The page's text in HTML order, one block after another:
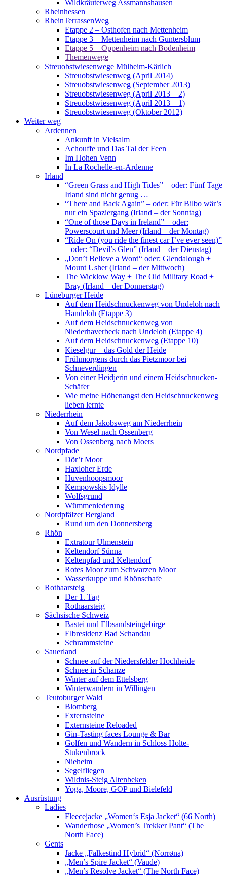
Wildkräuterweg Assmannshausen
Rheinhessen
RheinTerrassenWeg
Etappe 2 – Osthofen nach Mettenheim
Etappe 3 – Mettenheim nach Guntersblum
Etappe 5 – Oppenheim nach Bodenheim
Themenwege
Streuobstwiesenwege Mülheim-Kärlich
Streuobstwiesenweg (April 2014)
Streuobstwiesenweg (September 2013)
Streuobstwiesenweg (April 2013 – 2)
Streuobstwiesenweg (April 2013 – 1)
Streuobstwiesenweg (Oktober 2012)
Weiter weg
Ardennen
Ankunft in Vielsalm
Achouffe und Das Tal der Feen
Im Hohen Venn
In La Rochelle-en-Ardenne
Irland
“Green Grass and High Tides” – oder: Fünf Tage
Irland sind nicht genug …
“There and Back Again” – oder: Für Bilbo wär’s
nur ein Spaziergang (Irland – der Sonntag)
“One of those Days in Ireland” – oder:
Powerscourt und Meer (Irland – der Montag)
“Ride On (you ride the finest car I’ve ever seen)”
– oder: “Devil’s Glen” (Irland – der Dienstag)
„Don’t Believe a Word“ oder: Glendalough +
Mount Usher (Irland – der Mittwoch)
The Wicklow Way + The Old Military Road +
Bray (Irland – der Donnerstag)
Lüneburger Heide
Auf dem Heidschnuckenweg von Undeloh nach
Handeloh (Etappe 3)
Auf dem Heidschnuckenweg von
Niederhaverbeck nach Undeloh (Etappe 4)
Auf dem Heidschnuckenweg (Etappe 10)
Kieselgur – das Gold der Heide
Frühmorgens durch das Pietzmoor bei
Schneverdingen
Von einer Heidjerin und einem Heidschnucken-
Schäfer
Wie meine Höhenangst den Heidschnuckenweg
lieben lernte
Niederrhein
Auf dem Jakobsweg am Niederrhein
Von Wesel nach Ossenberg
Von Ossenberg nach Moers
Nordpfade
Dör’t Moor
Haxloher Erde
Huvenhoopsmoor
Kempowskis Idylle
Wolfsgrund
Wümmeniederung
Nordpfälzer Bergland
Rund um den Donnersberg
Rhön
Extratour Ulmenstein
Keltendorf Sünna
Keltenpfad und Keltendorf
Rotes Moor zum Schwarzen Moor
Wasserkuppe und Rhönschafe
Rothaarsteig
Der 1. Tag
Rothaarsteig
Sächsische Schweiz
Bastei und Elbsandsteingebirge
Elbresidenz Bad Schandau
Schrammsteine
Sauerland
Schnee auf der Niedersfelder Hochheide
Schnee in Schanze
Winter auf dem Ettelsberg
Winterwandern in Willingen
Teutoburger Wald
Blomberg
Externsteine
Externsteine Reloaded
Gin-Tasting faces Lounge & Bar
Golfen und Wandern in Schloss Holte-
Stukenbrock
Nieheim
Segelfliegen
Wildnis-Steig Altenbeken
Yoga, Moore, GOP und Bielefeld
Ausrüstung
Ladies
Fleecejacke „Women‘s Esja Jacket“ (66 North)
Wanderhose „Women’s Trekker Pant“ (The
North Face)
Gents
Jacke „Falkestind Hybrid“ (Norrøna)
„Men’s Spire Jacket“ (Vaude)
„Men’s Resolve Jacket“ (The North Face)